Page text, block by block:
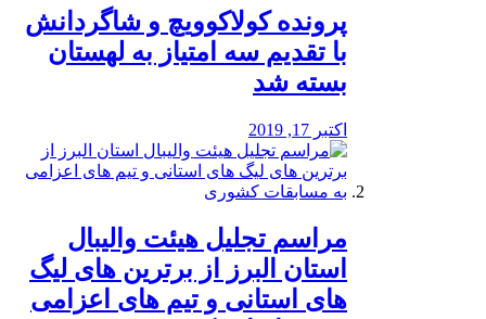
پرونده کولاکوویچ و شاگردانش
با تقدیم سه امتیاز به لهستان
بسته شد
اکتبر 17, 2019
مراسم تجلیل هیئت والیبال
استان البرز از برترین های لیگ
های استانی و تیم های اعزامی